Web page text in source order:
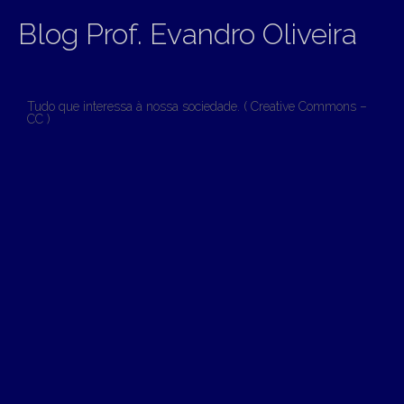
Blog Prof. Evandro Oliveira
Tudo que interessa à nossa sociedade. ( Creative Commons –
CC )